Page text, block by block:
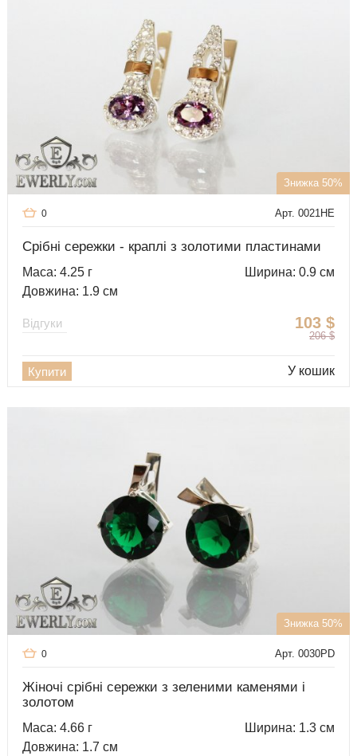
Знижка 50%
Арт. 0021HE
0
Срібні сережки - краплі з золотими пластинами
Маса: 4.25 г
Ширина: 0.9 см
Довжина: 1.9 см
103 $
206 $
Відгуки
Купити У кошик
Знижка 50%
Арт. 0030PD
0
Жіночі срібні сережки з зеленими каменями і
золотом
Маса: 4.66 г
Ширина: 1.3 см
Довжина: 1.7 см